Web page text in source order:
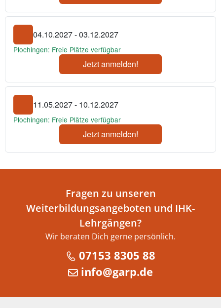
04.10.2027 - 03.12.2027
Plochingen: Freie Plätze verfügbar
Jetzt anmelden!
11.05.2027 - 10.12.2027
Plochingen: Freie Plätze verfügbar
Jetzt anmelden!
Fragen zu unseren
Weiterbildungsangeboten und IHK-
Lehrgängen?
Wir beraten Dich gerne persönlich.
07153 8305 88
info@garp.de